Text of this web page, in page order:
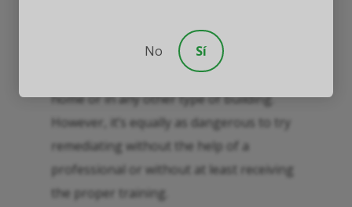
It is unwise to ignore the risks associated
with direct exposure to asbestos in a
home or in any other type of building.
However, it’s equally as dangerous to try
remediating without the help of a
professional or without at least receiving
the proper training.
No Sí